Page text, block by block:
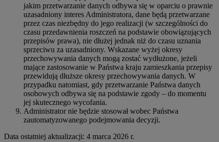
jakim przetwarzanie danych odbywa się w oparciu o prawnie
uzasadniony interes Administratora, dane będą przetwarzane
przez czas niezbędny do jego realizacji (w szczególności do
czasu przedawnienia roszczeń na podstawie obowiązujących
przepisów prawa), nie dłużej jednak niż do czasu uznania
sprzeciwu za uzasadniony. Wskazane wyżej okresy
przechowywania danych mogą zostać wydłużone, jeżeli
mające zastosowanie w Państwa kraju zamieszkania przepisy
przewidują dłuższe okresy przechowywania danych. W
przypadku natomiast, gdy przetwarzanie Państwa danych
osobowych odbywa się na podstawie zgody – do momentu
jej skutecznego wycofania.
Administrator nie będzie stosował wobec Państwa
zautomatyzowanego podejmowania decyzji.
Data ostatniej aktualizacji: 4 marca 2026 r.